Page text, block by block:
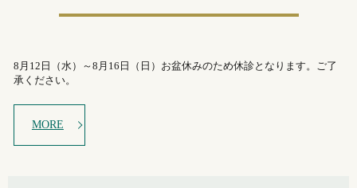
8月12日（水）～8月16日（日）お盆休みのため休診となります。ご了
承ください。
MORE